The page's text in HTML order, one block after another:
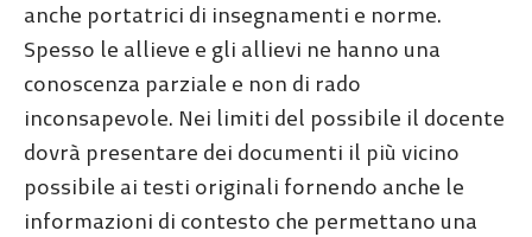
anche portatrici di insegnamenti e norme.
Spesso le allieve e gli allievi ne hanno una
conoscenza parziale e non di rado
inconsapevole. Nei limiti del possibile il docente
dovrà presentare dei documenti il più vicino
possibile ai testi originali fornendo anche le
informazioni di contesto che permettano una